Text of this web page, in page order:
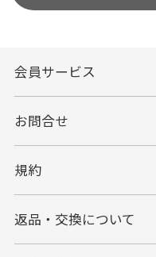
会員サービス
お問合せ
規約
返品・交換について